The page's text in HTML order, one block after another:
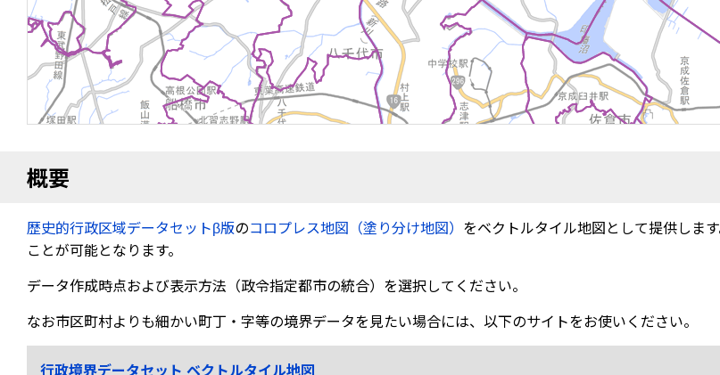
概要
歴史的行政区域データセットβ版のコロプレス地図（塗り分け地図） をベクトルタイル地図として提供しま
ことが可能となります。
データ作成時点および表示方法（政令指定都市の統合）を選択してください。
なお市区町村よりも細かい町丁・字等の境界データを見たい場合には、以下のサイトをお使いください。
行政境界データセット ベクトルタイル地図